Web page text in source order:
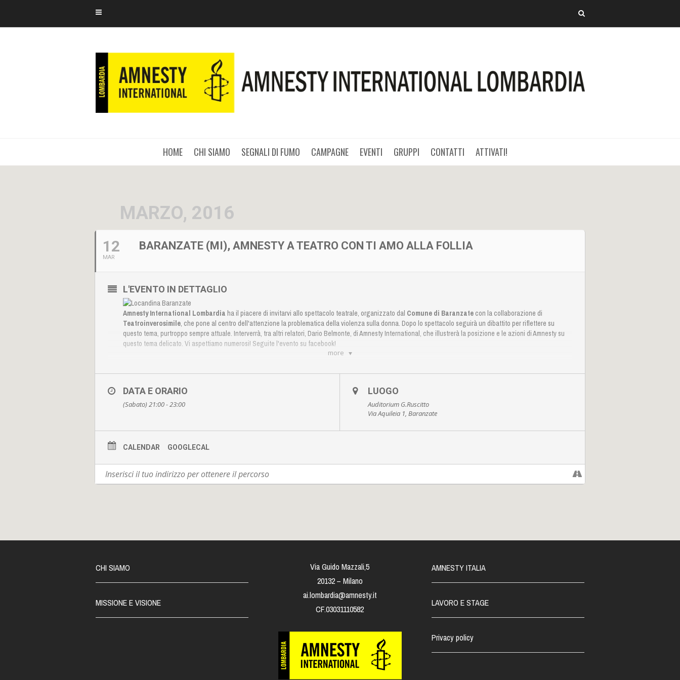
HOME CHI SIAMO SEGNALI DI FUMO CAMPAGNE EVENTI GRUPPI CONTATTI ATTIVATI!
MARZO, 2016
12
MAR
BARANZATE (MI), AMNESTY A TEATRO CON TI AMO ALLA FOLLIA
more
L'EVENTO IN DETTAGLIO
Amnesty International Lombardia ha il piacere di invitarvi allo spettacolo teatrale, organizzato dal Comune di Baranzate con la collaborazione di
Teatroinverosimile, che pone al centro dell'attenzione la problematica della violenza sulla donna. Dopo lo spettacolo seguirà un dibattito per riflettere su
questo tema, purtroppo sempre attuale. Interverrà, tra altri relatori, Dario Belmonte, di Amnesty International, che illustrerà la posizione e le azioni di Amnesty su
questo tema delicato. Vi aspettiamo numerosi! Seguite l'evento su facebook!
DATA E ORARIO
(Sabato) 21:00 - 23:00
LUOGO
Auditorium G.Ruscitto
Via Aquileia 1, Baranzate
CALENDAR GOOGLECAL
CHI SIAMO
MISSIONE E VISIONE
Via Guido Mazzali,5
20132 – Milano
ai.lombardia@amnesty.it
CF.03031110582
AMNESTY ITALIA
LAVORO E STAGE
Privacy policy